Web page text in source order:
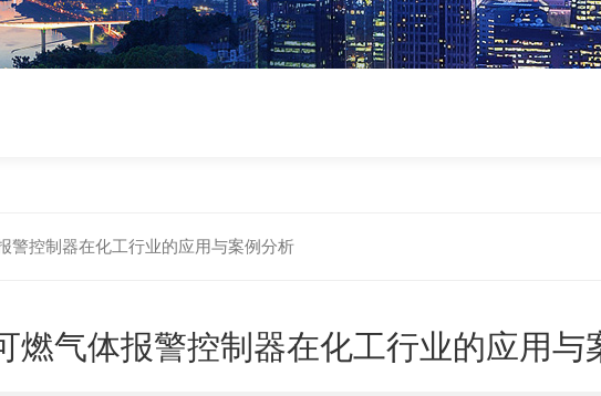
警控制器在化工行业的应用与案例分析
燃气体报警控制器在化工行业的应用与